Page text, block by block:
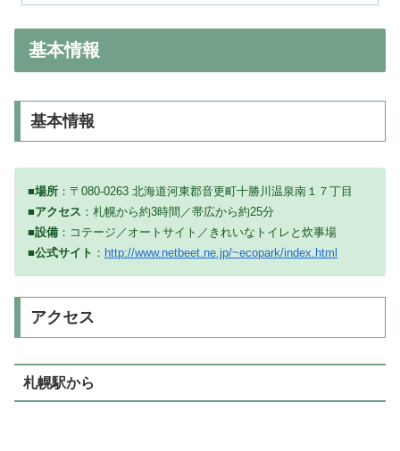
基本情報
基本情報
■場所 ：〒080-0263 北海道河東郡音更町十勝川温泉南１７丁目
■アクセス ：札幌から約3時間／帯広から約25分
■設備 ：コテージ／オートサイト／きれいなトイレと炊事場
■公式サイト ： http://www.netbeet.ne.jp/~ecopark/index.html
アクセス
札幌駅から